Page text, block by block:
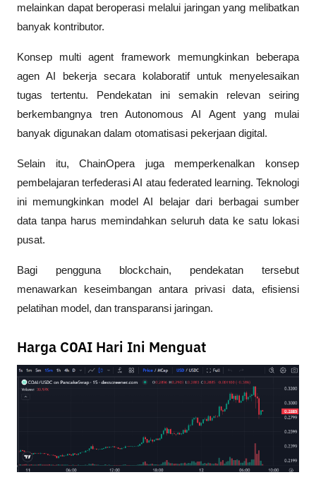
melainkan dapat beroperasi melalui jaringan yang melibatkan
banyak kontributor.
Konsep multi agent framework memungkinkan beberapa
agen AI bekerja secara kolaboratif untuk menyelesaikan
tugas tertentu. Pendekatan ini semakin relevan seiring
berkembangnya tren Autonomous AI Agent yang mulai
banyak digunakan dalam otomatisasi pekerjaan digital.
Selain itu, ChainOpera juga memperkenalkan konsep
pembelajaran terfederasi AI atau federated learning. Teknologi
ini memungkinkan model AI belajar dari berbagai sumber
data tanpa harus memindahkan seluruh data ke satu lokasi
pusat.
Bagi pengguna blockchain, pendekatan tersebut
menawarkan keseimbangan antara privasi data, efisiensi
pelatihan model, dan transparansi jaringan.
Harga COAI Hari Ini Menguat